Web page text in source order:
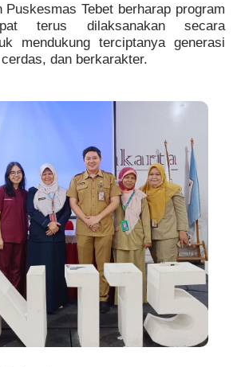
Puskesmas Tebet berharap program
terus dilaksanakan secara
mendukung terciptanya generasi
dan berkarakter.